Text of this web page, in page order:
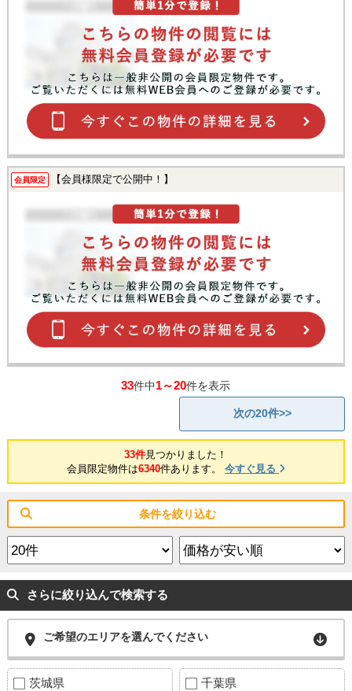
会員限定 【会員様限定で公開中！】
33件中1～20件を表示
次の20件>>
33件見つかりました！
会員限定物件は6340件あります。 今すぐ見る
条件を絞り込む
さらに絞り込んで検索する
ご希望のエリアを選んでください
茨城県 千葉県